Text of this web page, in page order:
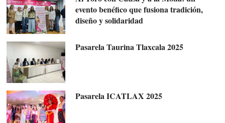
evento benéfico que fusiona tradición,
diseño y solidaridad
Pasarela Taurina Tlaxcala 2025
Pasarela ICATLAX 2025